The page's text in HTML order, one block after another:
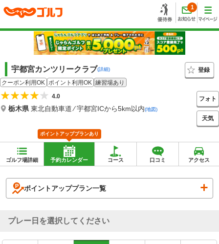
1
宇都宮カンツリークラブ(詳細)
登録
クーポン利用OK ポイント利用OK 練習場あり
4.0
栃木県東北自動車道 ⁄ 宇都宮ICから5km以内(地図)
フォト
天気
ゴルフ場詳細 予約カレンダー
ポイントアッププランあり
コース 口コミ アクセス
ポイントアッププラン一覧
プレー日を選択してください